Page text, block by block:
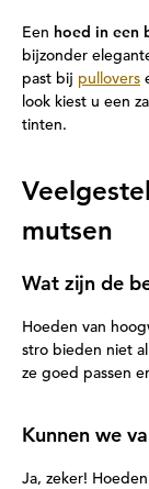
Een hoed in een
bijzonder
past bij pullovers
look kiest u een
tinten.
mutsen
Wat zijn de
Hoeden van
stro bieden niet
ze goed passen
Kunnen we
Ja, zeker!